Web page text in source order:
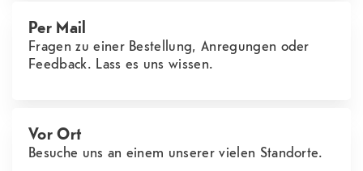
Per Mail
Fragen zu einer Bestellung, Anregungen oder
Feedback. Lass es uns wissen.
Vor Ort
Besuche uns an einem unserer vielen Standorte.